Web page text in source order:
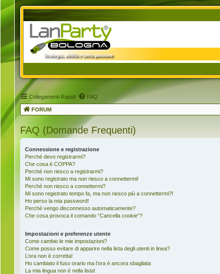
Collegamenti Rapidi FAQ
FORUM
FAQ (Domande Frequenti)
Connessione e registrazione
Perché devo registrarmi?
Che cosa è COPPA?
Perché non riesco a registrarmi?
Mi sono registrato ma non riesco a connettermi!
Perché non riesco a connettermi?
Mi sono registrato tempo fa, ma non riesco più a connettermi?!
Ho perso la mia password!
Perché vengo disconnesso automaticamente?
Che cosa provoca il comando “Cancella cookie”?
Impostazioni e preferenze utente
Come cambio le mie impostazioni?
Come posso evitare di apparire nella lista degli utenti in linea?
L’ora non è corretta!
Ho cambiato il fuso orario ma l’ora è ancora sbagliata
La mia lingua non è nella lista!